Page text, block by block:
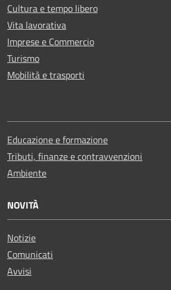
Cultura e tempo libero
Vita lavorativa
Imprese e Commercio
Turismo
Mobilità e trasporti
Educazione e formazione
Tributi, finanze e contravvenzioni
Ambiente
NOVITÀ
Notizie
Comunicati
Avvisi